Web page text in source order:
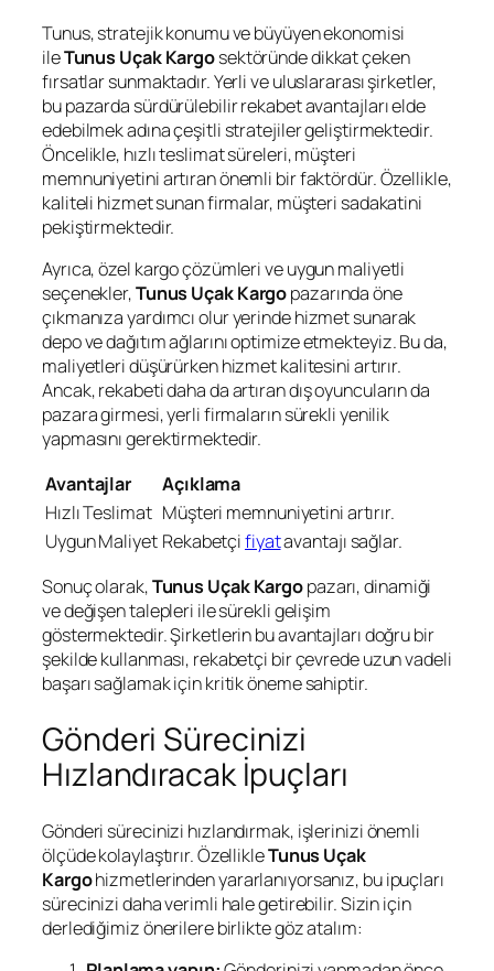
Tunus, stratejik konumu ve büyüyen ekonomisi
ileTunus Uçak Kargosektöründe dikkat çeken
fırsatlar sunmaktadır. Yerli ve uluslararası şirketler,
bu pazarda sürdürülebilir rekabet avantajları elde
edebilmek adına çeşitli stratejiler geliştirmektedir.
Öncelikle, hızlı teslimat süreleri, müşteri
memnuniyetini artıran önemli bir faktördür. Özellikle,
kaliteli hizmet sunan firmalar, müşteri sadakatini
pekiştirmektedir.
Ayrıca, özel kargo çözümleri ve uygun maliyetli
seçenekler,Tunus Uçak Kargopazarında öne
çıkmanıza yardımcı olur yerinde hizmet sunarak
depo ve dağıtım ağlarını optimize etmekteyiz. Bu da,
maliyetleri düşürürken hizmet kalitesini artırır.
Ancak, rekabeti daha da artıran dış oyuncuların da
pazara girmesi, yerli firmaların sürekli yenilik
yapmasını gerektirmektedir.
Avantajlar
Açıklama
Hızlı Teslimat Müşteri memnuniyetini artırır.
Uygun Maliyet Rekabetçifiyatavantajı sağlar.
Sonuç olarak,Tunus Uçak Kargopazarı, dinamiği
ve değişen talepleri ile sürekli gelişim
göstermektedir. Şirketlerin bu avantajları doğru bir
şekilde kullanması, rekabetçi bir çevrede uzun vadeli
başarı sağlamak için kritik öneme sahiptir.
Gönderi Sürecinizi
Hızlandıracak İpuçları
Gönderi sürecinizi hızlandırmak, işlerinizi önemli
ölçüde kolaylaştırır. ÖzellikleTunus Uçak
Kargohizmetlerinden yararlanıyorsanız, bu ipuçları
sürecinizi daha verimli hale getirebilir. Sizin için
derlediğimiz önerilere birlikte göz atalım: